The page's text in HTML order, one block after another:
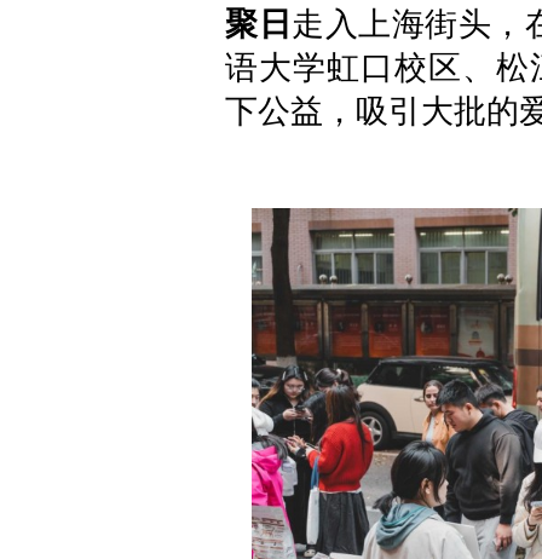
聚日 走入上海街头，
语大学虹口校区、
下公益，吸引大批的